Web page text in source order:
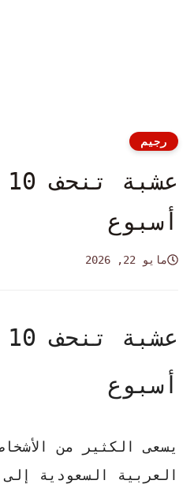
رجيم
أسبوع
مايو 22, 2026
أسبوع
يسعى الكثير من
العربية السعودية